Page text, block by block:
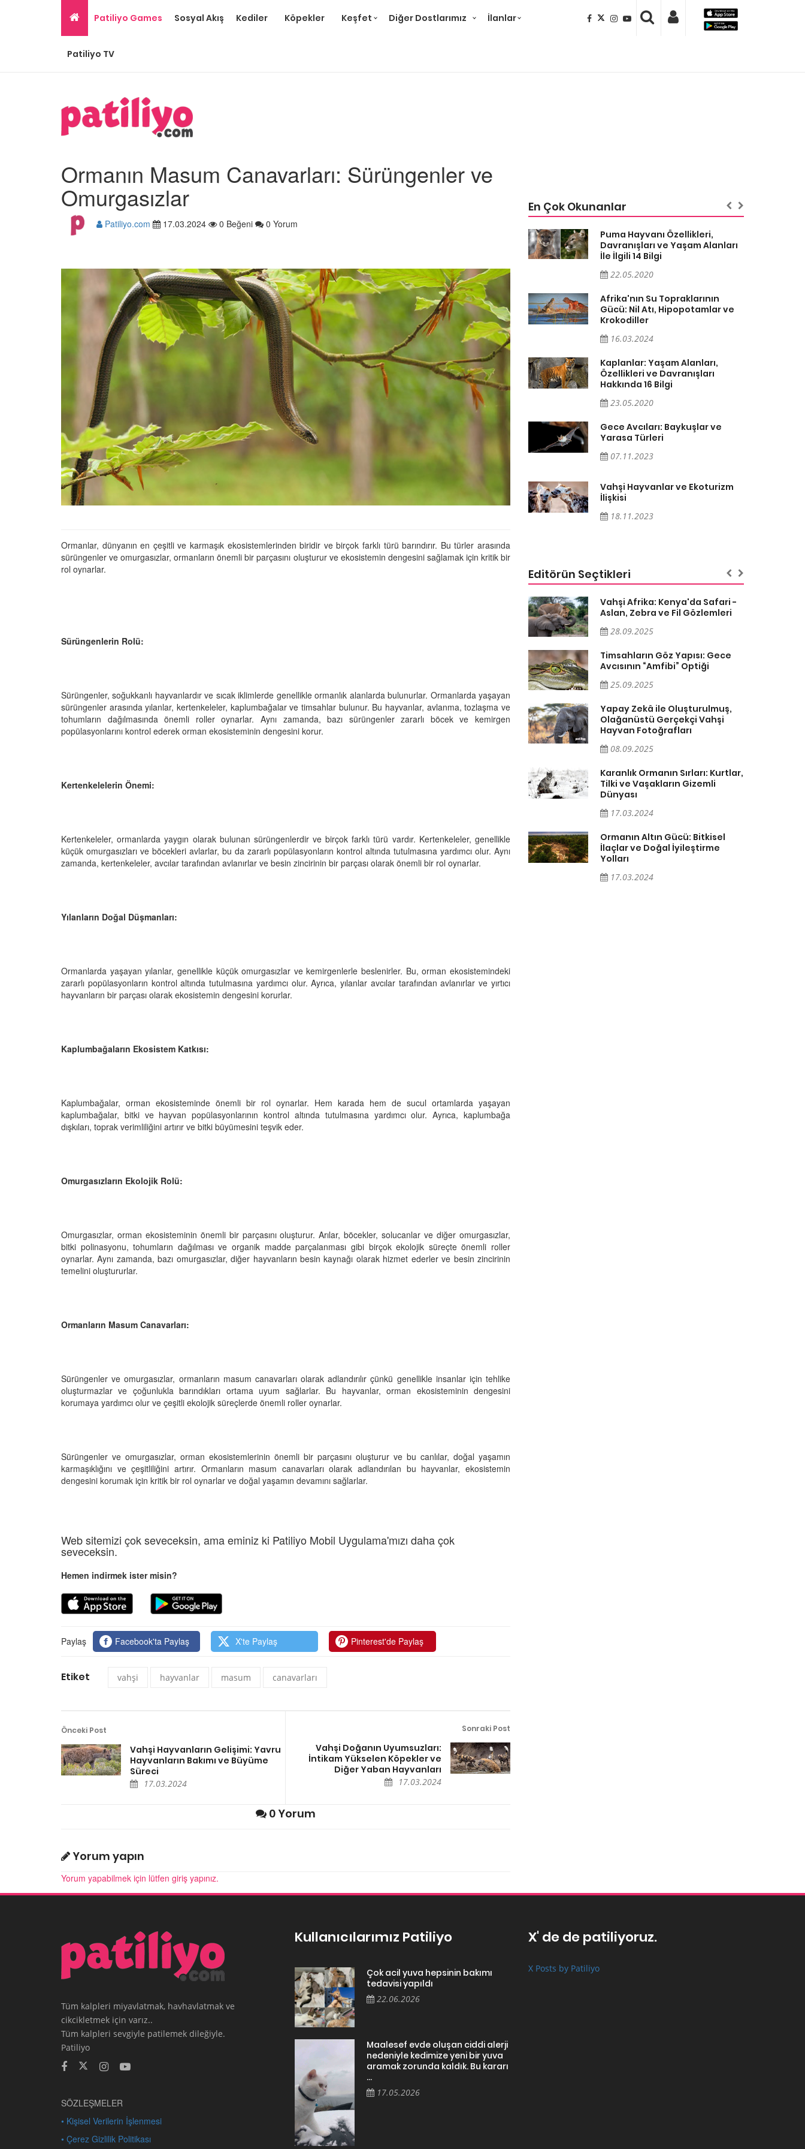
Patiliyo Games Sosyal Akış Kediler Köpekler Keşfet Diğer Dostlarımız İlanlar
Patiliyo TV
Ormanın Masum Canavarları: Sürüngenler ve
Omurgasızlar
Patiliyo.com 17.03.2024 0 Beğeni 0 Yorum
Ormanlar, dünyanın en çeşitli ve karmaşık ekosistemlerinden biridir ve birçok farklı türü barındırır. Bu türler arasında
sürüngenler ve omurgasızlar, ormanların önemli bir parçasını oluşturur ve ekosistemin dengesini sağlamak için kritik bir
rol oynarlar.
Sürüngenlerin Rolü:
Sürüngenler, soğukkanlı hayvanlardır ve sıcak iklimlerde genellikle ormanlık alanlarda bulunurlar. Ormanlarda yaşayan
sürüngenler arasında yılanlar, kertenkeleler, kaplumbağalar ve timsahlar bulunur. Bu hayvanlar, avlanma, tozlaşma ve
tohumların dağılmasında önemli roller oynarlar. Aynı zamanda, bazı sürüngenler zararlı böcek ve kemirgen
popülasyonlarını kontrol ederek orman ekosisteminin dengesini korur.
Kertenkelelerin Önemi:
Kertenkeleler, ormanlarda yaygın olarak bulunan sürüngenlerdir ve birçok farklı türü vardır. Kertenkeleler, genellikle
küçük omurgasızları ve böcekleri avlarlar, bu da zararlı popülasyonların kontrol altında tutulmasına yardımcı olur. Aynı
zamanda, kertenkeleler, avcılar tarafından avlanırlar ve besin zincirinin bir parçası olarak önemli bir rol oynarlar.
Yılanların Doğal Düşmanları:
Ormanlarda yaşayan yılanlar, genellikle küçük omurgasızlar ve kemirgenlerle beslenirler. Bu, orman ekosistemindeki
zararlı popülasyonların kontrol altında tutulmasına yardımcı olur. Ayrıca, yılanlar avcılar tarafından avlanırlar ve yırtıcı
hayvanların bir parçası olarak ekosistemin dengesini korurlar.
Kaplumbağaların Ekosistem Katkısı:
Kaplumbağalar, orman ekosisteminde önemli bir rol oynarlar. Hem karada hem de sucul ortamlarda yaşayan
kaplumbağalar, bitki ve hayvan popülasyonlarının kontrol altında tutulmasına yardımcı olur. Ayrıca, kaplumbağa
dışkıları, toprak verimliliğini artırır ve bitki büyümesini teşvik eder.
Omurgasızların Ekolojik Rolü:
Omurgasızlar, orman ekosisteminin önemli bir parçasını oluşturur. Arılar, böcekler, solucanlar ve diğer omurgasızlar,
bitki polinasyonu, tohumların dağılması ve organik madde parçalanması gibi birçok ekolojik süreçte önemli roller
oynarlar. Aynı zamanda, bazı omurgasızlar, diğer hayvanların besin kaynağı olarak hizmet ederler ve besin zincirinin
temelini oluştururlar.
Ormanların Masum Canavarları:
Sürüngenler ve omurgasızlar, ormanların masum canavarları olarak adlandırılır çünkü genellikle insanlar için tehlike
oluşturmazlar ve çoğunlukla barındıkları ortama uyum sağlarlar. Bu hayvanlar, orman ekosisteminin dengesini
korumaya yardımcı olur ve çeşitli ekolojik süreçlerde önemli roller oynarlar.
Sürüngenler ve omurgasızlar, orman ekosistemlerinin önemli bir parçasını oluşturur ve bu canlılar, doğal yaşamın
karmaşıklığını ve çeşitliliğini artırır. Ormanların masum canavarları olarak adlandırılan bu hayvanlar, ekosistemin
dengesini korumak için kritik bir rol oynarlar ve doğal yaşamın devamını sağlarlar.
Web sitemizi çok seveceksin, ama eminiz ki Patiliyo Mobil Uygulama'mızı daha çok
seveceksin.
Hemen indirmek ister misin?
Paylaş Facebook'ta Paylaş X'te Paylaş Pinterest'de Paylaş
Etiket vahşi hayvanlar masum canavarları
Önceki Post
Vahşi Hayvanların Gelişimi: Yavru
Hayvanların Bakımı ve Büyüme
Süreci
17.03.2024
Sonraki Post
Vahşi Doğanın Uyumsuzları:
İntikam Yükselen Köpekler ve
Diğer Yaban Hayvanları
17.03.2024
0 Yorum
Yorum yapın
Yorum yapabilmek için lütfen giriş yapınız.
En Çok Okunanlar
22.05.2020
Afrika'nın Su Topraklarının
Gücü: Nil Atı, Hipopotamlar ve
Krokodiller
16.03.2024
Kaplanlar: Yaşam Alanları,
Özellikleri ve Davranışları
Gece Avcıları: Baykuşlar ve
Yarasa Türleri
07.11.2023
Vahşi Hayvanlar ve Ekoturizm
22.05.2020
Afrika'nın Su Topraklarının
Gücü: Nil Atı, Hipopotamlar ve
Krokodiller
16.03.2024
Kaplanlar: Yaşam Alanları,
Özellikleri ve Davranışları
Hakkında 16 Bilgi
23.05.2020
Gece Avcıları: Baykuşlar ve
07.11.2023
Vahşi Hayvanlar ve Ekoturizm
Puma Hayvanı Özellikleri,
Davranışları ve Yaşam Alanları
İle İlgili 14 Bilgi
22.05.2020
Afrika'nın Su Topraklarının
Gücü: Nil Atı, Hipopotamlar ve
Krokodiller
16.03.2024
Kaplanlar: Yaşam Alanları,
Özellikleri ve Davranışları
Hakkında 16 Bilgi
23.05.2020
Gece Avcıları: Baykuşlar ve
Yarasa Türleri
07.11.2023
Vahşi Hayvanlar ve Ekoturizm
İlişkisi
18.11.2023
Editörün Seçtikleri
Topraklarının
Hipopotamlar ve
Sakinleri: Çöl
Gizemli
Yılanlar ve
Aslanların Hayaleti: Leoparın
Maskesi Altında Yaşam
01.03.2024
21.02.2024
Kurtköpekleri: Sosyal yapıları
ve avlanma stratejileriyle
parslar
20.02.2024
Vahşi Afrika: Kenya'da Safari -
Aslan, Zebra ve Fil Gözlemleri
28.09.2025
Timsahların Göz Yapısı: Gece
Avcısının “Amfibi” Optiği
25.09.2025
Yapay Zekâ ile Oluşturulmuş,
Olağanüstü Gerçekçi Vahşi
Hayvan Fotoğrafları
08.09.2025
Karanlık Ormanın Sırları: Kurtlar,
Tilki ve Vaşakların Gizemli
Dünyası
17.03.2024
Ormanın Altın Gücü: Bitkisel
İlaçlar ve Doğal İyileştirme
Yolları
17.03.2024
Tüm kalpleri miyavlatmak, havhavlatmak ve
cikcikletmek için varız..
Tüm kalpleri sevgiyle patilemek dileğiyle.
Patiliyo
SÖZLEŞMELER
• Kişisel Verilerin İşlenmesi
• Çerez Gizlilik Politikası
Kullanıcılarımız Patiliyo
Çok acil yuva hepsinin bakımı
tedavisi yapıldı
22.06.2026
Maalesef evde oluşan ciddi alerji
nedeniyle kedimize yeni bir yuva
aramak zorunda kaldık. Bu kararı
...
17.05.2026
X' de de patiliyoruz.
X Posts by Patiliyo